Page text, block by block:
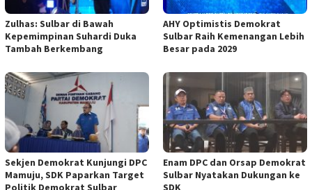
Zulhas: Sulbar di Bawah
Kepemimpinan Suhardi Duka
Tambah Berkembang
AHY Optimistis Demokrat
Sulbar Raih Kemenangan Lebih
Besar pada 2029
Sekjen Demokrat Kunjungi DPC
Mamuju, SDK Paparkan Target
Politik Demokrat Sulbar
Enam DPC dan Orsap Demokrat
Sulbar Nyatakan Dukungan ke
SDK